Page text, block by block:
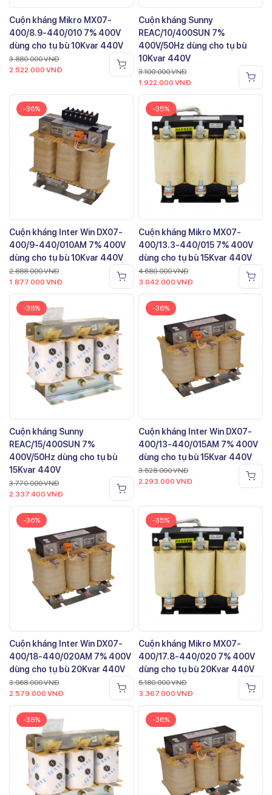
Cuộn kháng Mikro MX07-
400/8.9-440/010 7% 400V
dùng cho tụ bù 10Kvar 440V
3.880.000VNĐ
2.522.000 VNĐ
Cuộn kháng Sunny
REAC/10/400SUN 7%
400V/50Hz dùng cho tụ bù
10Kvar 440V
3.100.000VNĐ
1.922.000 VNĐ
-36%
Cuộn kháng Inter Win DX07-
400/9-440/010AM 7% 400V
dùng cho tụ bù 10Kvar 440V
2.888.000VNĐ
1.877.000 VNĐ
-35%
Cuộn kháng Mikro MX07-
400/13.3-440/015 7% 400V
dùng cho tụ bù 15Kvar 440V
4.680.000VNĐ
3.042.000 VNĐ
-38%
Cuộn kháng Sunny
REAC/15/400SUN 7%
400V/50Hz dùng cho tụ bù
15Kvar 440V
3.770.000VNĐ
2.337.400 VNĐ
-36%
Cuộn kháng Inter Win DX07-
400/13-440/015AM 7% 400V
dùng cho tụ bù 15Kvar 440V
3.528.000VNĐ
2.293.000 VNĐ
-36%
Cuộn kháng Inter Win DX07-
400/18-440/020AM 7% 400V
dùng cho tụ bù 20Kvar 440V
3.968.000VNĐ
2.579.000 VNĐ
-35%
Cuộn kháng Mikro MX07-
400/17.8-440/020 7% 400V
dùng cho tụ bù 20Kvar 440V
5.180.000VNĐ
3.367.000 VNĐ
-38% -36%